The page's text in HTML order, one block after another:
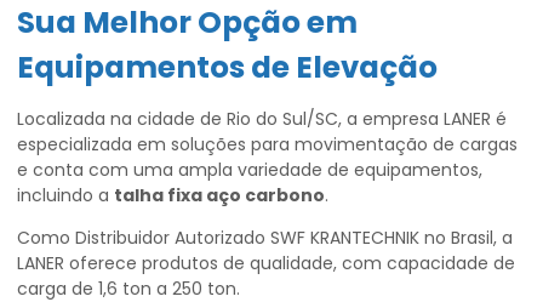
Sua Melhor Opção em
Equipamentos de Elevação
Localizada na cidade de Rio do Sul/SC, a empresa LANER é
especializada em soluções para movimentação de cargas
e conta com uma ampla variedade de equipamentos,
incluindo a talha fixa aço carbono.
Como Distribuidor Autorizado SWF KRANTECHNIK no Brasil, a
LANER oferece produtos de qualidade, com capacidade de
carga de 1,6 ton a 250 ton.